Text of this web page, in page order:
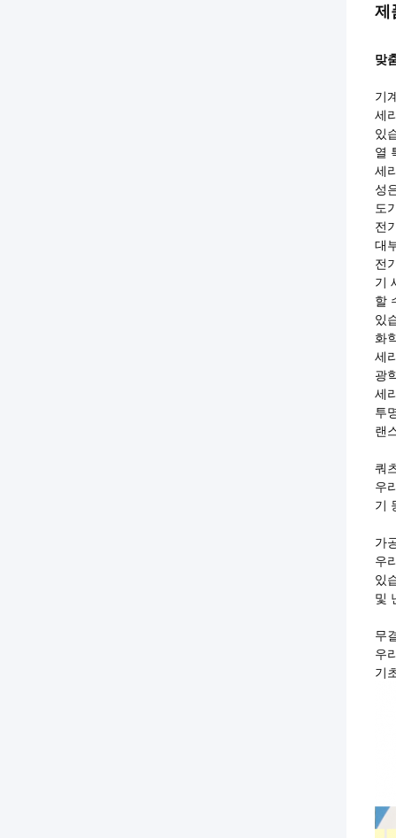
제
맞
기
세
있
열
세
성
도
전
대
전
기
할
있
화
세
광
세
투
랜
쿼
우
기
가
우
있
및
무
우
기